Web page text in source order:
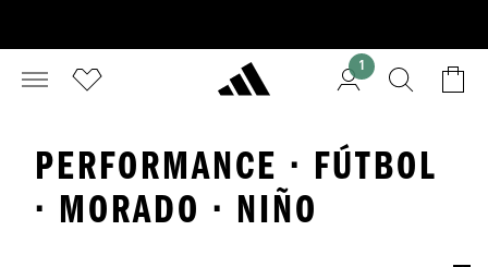
1
PERFORMANCE · FÚTBOL
· MORADO · NIÑO